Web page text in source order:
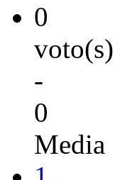
0
voto(s)
-
0
Media